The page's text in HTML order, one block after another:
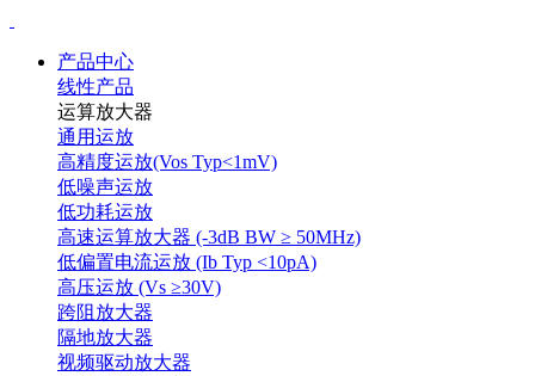
产品中心
线性产品
运算放大器
通用运放
高精度运放(Vos Typ<1mV)
低噪声运放
低功耗运放
高速运算放大器 (-3dB BW ≥ 50MHz)
低偏置电流运放 (Ib Typ <10pA)
高压运放 (Vs ≥30V)
跨阻放大器
隔地放大器
视频驱动放大器